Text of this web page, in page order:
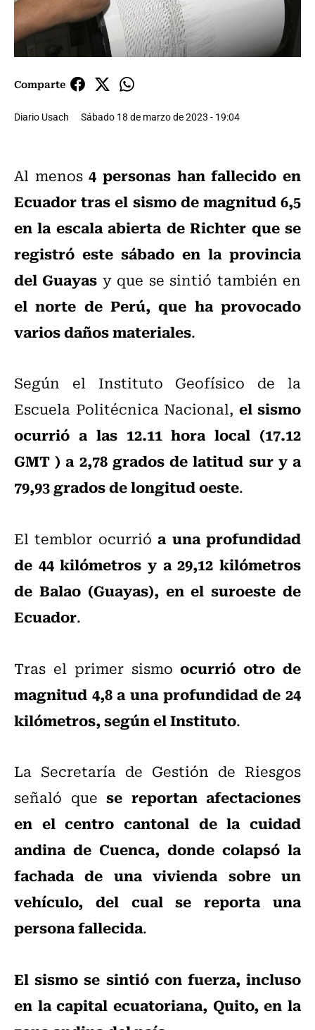
Comparte
Diario Usach Sábado 18 de marzo de 2023 - 19:04
Al menos4 personas han fallecido en
Ecuador tras el sismo de magnitud 6,5
en la escala abierta de Richter que se
registró este sábado en la provincia
del Guayas y que se sintió también en
el norte de Perú, que ha provocado
varios daños materiales.
Según el Instituto Geofísico de la
Escuela Politécnica Nacional, el sismo
ocurrió a las 12.11 hora local (17.12
GMT ) a 2,78 grados de latitud sur y a
79,93 grados de longitud oeste.
El temblor ocurrióa una profundidad
de 44 kilómetros y a 29,12 kilómetros
de Balao (Guayas), en el suroeste de
Ecuador.
Tras el primer sismoocurrió otro de
magnitud 4,8 a una profundidad de 24
kilómetros, según el Instituto.
La Secretaría de Gestión de Riesgos
señaló que se reportan afectaciones
en el centro cantonal de la cuidad
andina de Cuenca, donde colapsó la
fachada de una vivienda sobre un
vehículo, del cual se reporta una
persona fallecida.
El sismo se sintió con fuerza, incluso
en la capital ecuatoriana, Quito, en la